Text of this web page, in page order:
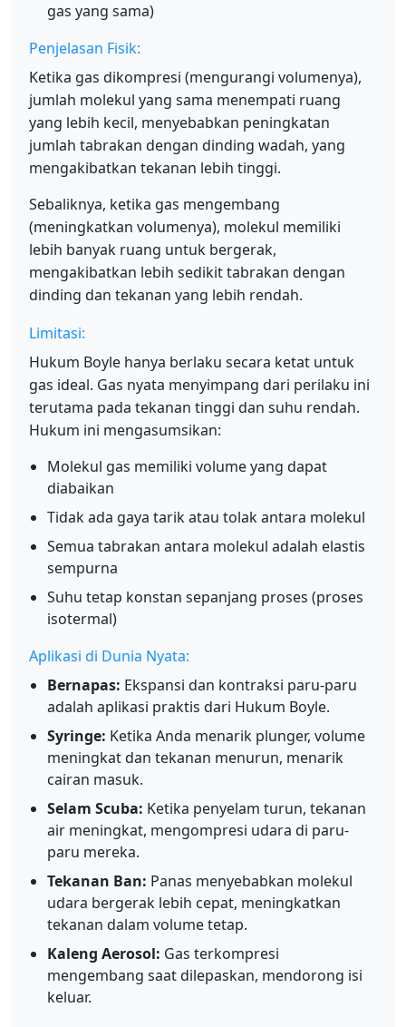
gas yang sama)
Penjelasan Fisik:
Ketika gas dikompresi (mengurangi volumenya),
jumlah molekul yang sama menempati ruang
yang lebih kecil, menyebabkan peningkatan
jumlah tabrakan dengan dinding wadah, yang
mengakibatkan tekanan lebih tinggi.
Sebaliknya, ketika gas mengembang
(meningkatkan volumenya), molekul memiliki
lebih banyak ruang untuk bergerak,
mengakibatkan lebih sedikit tabrakan dengan
dinding dan tekanan yang lebih rendah.
Limitasi:
Hukum Boyle hanya berlaku secara ketat untuk
gas ideal. Gas nyata menyimpang dari perilaku ini
terutama pada tekanan tinggi dan suhu rendah.
Hukum ini mengasumsikan:
Molekul gas memiliki volume yang dapat
diabaikan
Tidak ada gaya tarik atau tolak antara molekul
Semua tabrakan antara molekul adalah elastis
sempurna
Suhu tetap konstan sepanjang proses (proses
isotermal)
Aplikasi di Dunia Nyata:
Bernapas: Ekspansi dan kontraksi paru-paru
adalah aplikasi praktis dari Hukum Boyle.
Syringe: Ketika Anda menarik plunger, volume
meningkat dan tekanan menurun, menarik
cairan masuk.
Selam Scuba: Ketika penyelam turun, tekanan
air meningkat, mengompresi udara di paru-
paru mereka.
Tekanan Ban: Panas menyebabkan molekul
udara bergerak lebih cepat, meningkatkan
tekanan dalam volume tetap.
Kaleng Aerosol: Gas terkompresi
mengembang saat dilepaskan, mendorong isi
keluar.